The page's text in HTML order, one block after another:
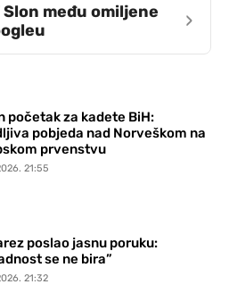
Slon među omiljene
›
početak za kadete BiH:
pobjeda nad Norveškom na
prvenstvu
21:55
poslao jasnu poruku:
se ne bira”
21:32